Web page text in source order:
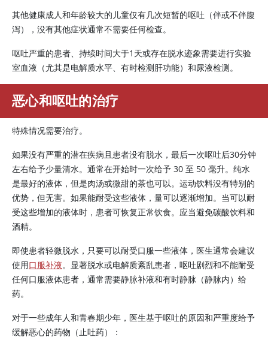
其他健康成人和年龄较大的儿童仅有几次短暂的呕吐（伴或不伴腹
泻），没有其他症状通常不需要任何检查。
呕吐严重的患者、持续时间大于1天或存在脱水迹象需要进行实验
室血液（尤其是电解质水平、有时检测肝功能）和尿液检测。
恶心和呕吐的治疗
特殊情况需要治疗。
如果没有严重的潜在疾病且患者没有脱水，最后一次呕吐后30分钟
左右给予少量清水。通常在开始时一次给予 30 至 50 毫升。纯水
是最好的液体，但是肉汤或微甜的茶也可以。运动饮料没有特别的
优势，但无害。如果能耐受这些液体，量可以逐渐增加。当可以耐
受这些增加的液体时，患者可恢复正常饮食。应当避免碳酸饮料和
酒精。
即使患者轻微脱水，只要可以耐受口服一些液体，医生通常会建议
使用口服补液。显著脱水或电解质紊乱患者，呕吐剧烈和不能耐受
任何口服液体患者，通常需要静脉补液和有时静脉（静脉内）给
药。
对于一些成年人和青春期少年，医生基于呕吐的原因和严重度给予
缓解恶心的药物（止吐药）：